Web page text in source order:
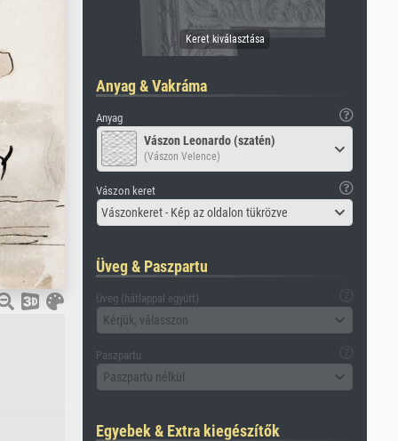
Anyag & Vakráma
Anyag
Vászon Leonardo (szatén)
(Vászon Velence)
Vászon keret
Vászonkeret - Kép az oldalon tükrözve
Üveg & Paszpartu
Üveg (hátlappal együtt)
Kérjük, válasszon
Paszpartu
Paszpartu nélkül
Egyebek & Extra kiegészítők